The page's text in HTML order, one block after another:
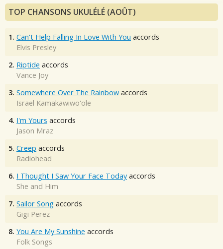
TOP CHANSONS UKULÉLÉ (AOÛT)
1. Can't Help Falling In Love With You accords
Elvis Presley
2. Riptide accords
Vance Joy
3. Somewhere Over The Rainbow accords
Israel Kamakawiwo'ole
4. I'm Yours accords
Jason Mraz
5. Creep accords
Radiohead
6. I Thought I Saw Your Face Today accords
She and Him
7. Sailor Song accords
Gigi Perez
8. You Are My Sunshine accords
Folk Songs